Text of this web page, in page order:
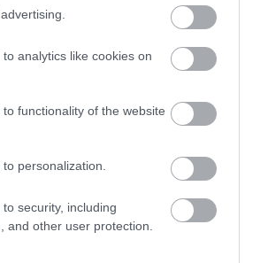
analytics like cookies on
functionality of the website
personalization.
security, including
and other user protection.
Sunday In The Park With George
Into The Woods
1994- Passion
Külföldi oldalak Sondheimről
The Stephen Sondheim Reference